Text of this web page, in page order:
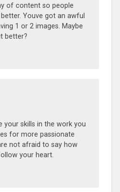
of content so people
Youve got an awful
1 or 2 images. Maybe
better?
your skills in the work you
for more passionate
not afraid to say how
your heart.